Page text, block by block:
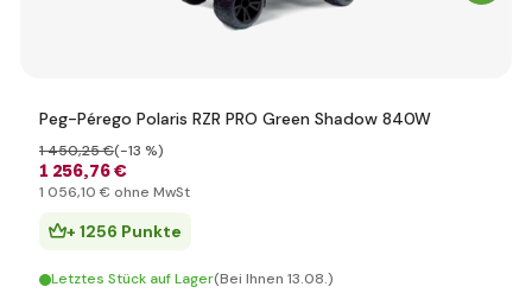
Peg-Pérego Polaris RZR PRO Green Shadow 840W
1 256,76 €
1 450,25 €(-13 %)
1 056,10 € ohne MwSt
+ 1256 Punkte
Letztes Stück auf Lager(Bei Ihnen 13.08.)